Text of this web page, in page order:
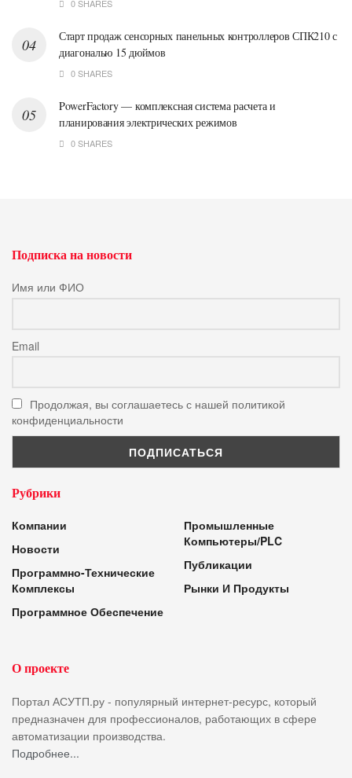
0 SHARES
Старт продаж сенсорных панельных контроллеров СПК210 с
диагональю 15 дюймов
0 SHARES
PowerFactory — комплексная система расчета и
планирования электрических режимов
0 SHARES
Подписка на новости
Имя или ФИО
Email
Продолжая, вы соглашаетесь с нашей политикой
конфиденциальности
Рубрики
Компании
Новости
Программно-Технические
Комплексы
Программное Обеспечение
Промышленные
Компьютеры/PLC
Публикации
Рынки И Продукты
О проекте
Портал АСУТП.ру - популярный интернет-ресурс, который
предназначен для профессионалов, работающих в сфере
автоматизации производства.
Подробнее...